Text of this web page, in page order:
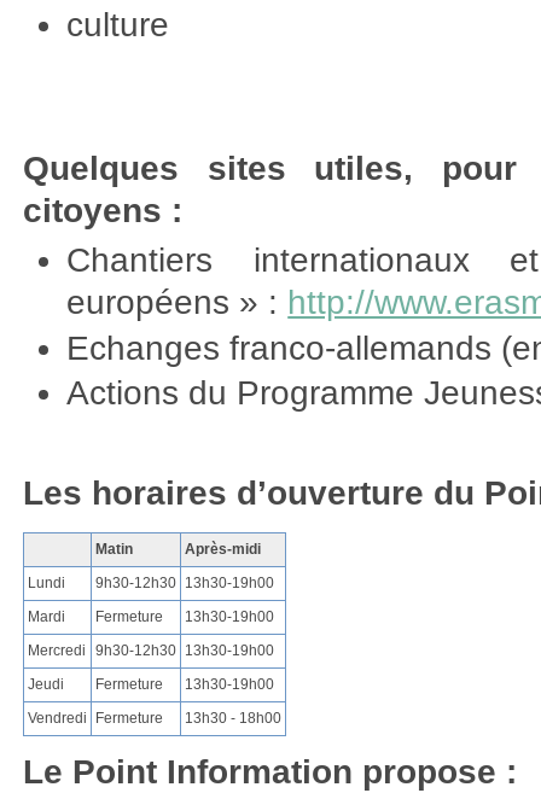
culture
Quelques sites utiles,
citoyens :
Chantiers internationaux
européens » : http://
Echanges franco-allemands
Actions du Programme
Les horaires d’ouverture du
Matin
Après-midi
Lundi
9h30-12h30 13h30-19h00
Mardi
Fermeture
13h30-19h00
Mercredi
9h30-12h30 13h30-19h00
Jeudi
Fermeture
13h30-19h00
Vendredi
Fermeture 13h30 - 18h00
Le Point Information propose :